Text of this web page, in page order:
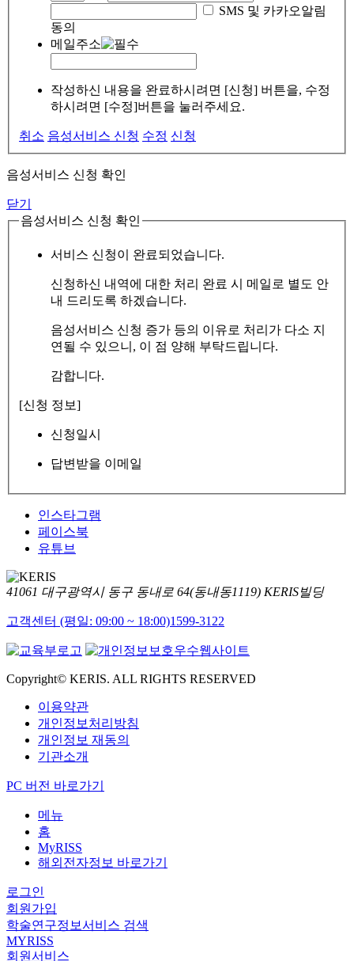
SMS 및 카카오알림
동의
메일주소
작성하신 내용을 완료하시려면 [신청] 버튼을, 수정
하시려면 [수정]버튼을 눌러주세요.
취소 음성서비스 신청 수정 신청
음성서비스 신청 확인
닫기
음성서비스 신청 확인
서비스 신청이 완료되었습니다.
신청하신 내역에 대한 처리 완료 시 메일로 별도 안
내 드리도록 하겠습니다.
음성서비스 신청 증가 등의 이유로 처리가 다소 지
연될 수 있으니, 이 점 양해 부탁드립니다.
감합니다.
[신청 정보]
신청일시
답변받을 이메일
인스타그램
페이스북
유튜브
41061 대구광역시 동구 동내로 64(동내동1119) KERIS빌딩
고객센터 (평일: 09:00 ~ 18:00)1599-3122
Copyright© KERIS. ALL RIGHTS RESERVED
이용약관
개인정보처리방침
개인정보 재동의
기관소개
PC 버전 바로가기
메뉴
홈
MyRISS
해외전자정보 바로가기
로그인
회원가입
학술연구정보서비스 검색
MYRISS
회원서비스